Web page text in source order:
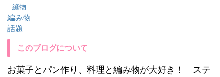
縫物
編み物
話題
このブログについて
お菓子とパン作り、料理と編み物が大好き！ ステ